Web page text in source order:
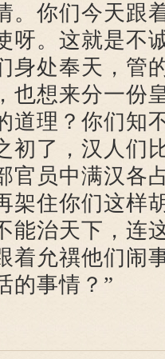
。你们今天跟
呀。这就是不
身处奉天，管
也想来分一份
道理？你们知
初了，汉人们
官员中满汉各
架住你们这样
能治天下，连
着允禩他们闹
的事情？”